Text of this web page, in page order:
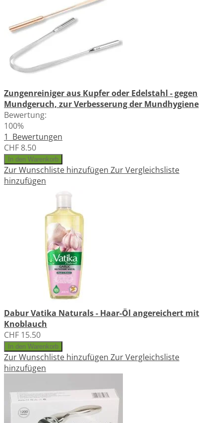
Zungenreiniger aus Kupfer oder Edelstahl - gegen
Mundgeruch, zur Verbesserung der Mundhygiene
Bewertung:
100%
1 Bewertungen
CHF 8.50
In den Warenkorb
Zur Wunschliste hinzufügen Zur Vergleichsliste
hinzufügen
Dabur Vatika Naturals - Haar-Öl angereichert mit
Knoblauch
CHF 15.50
In den Warenkorb
Zur Wunschliste hinzufügen Zur Vergleichsliste
hinzufügen